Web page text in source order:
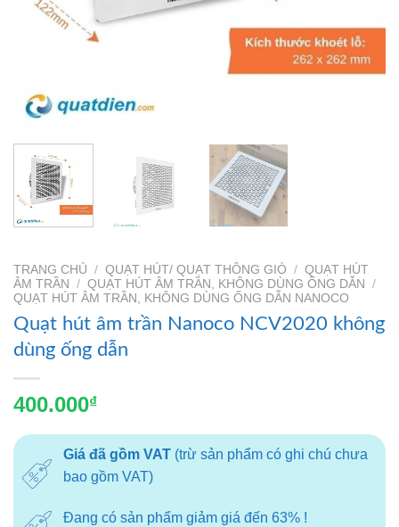
TRANG CHỦ / QUẠT HÚT/ QUẠT THÔNG GIÓ / QUẠT HÚT
ÂM TRẦN
/ QUẠT HÚT ÂM TRẦN, KHÔNG DÙNG ỐNG DẪN
/
QUẠT HÚT ÂM TRẦN, KHÔNG DÙNG ỐNG DẪN NANOCO
Quạt hút âm trần Nanoco NCV2020 không
dùng ống dẫn
400.000₫
Giá đã gồm VAT(trừ sản phẩm có ghi chú chưa
bao gồm VAT)
Đang có sản phẩm giảm giá đến 63% !